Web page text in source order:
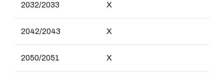
2032/2033 X
2042/2043 X
2050/2051 X